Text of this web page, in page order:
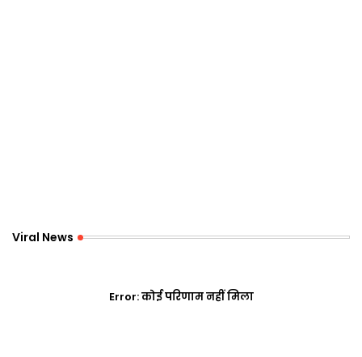
Viral News
Error:कोई परिणाम नहीं मिला